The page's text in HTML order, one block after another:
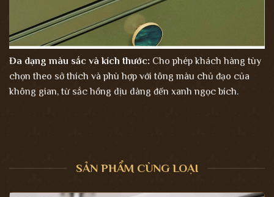
Đa dạng màu sắc và kích thước: Cho phép khách hàng tùy
chọn theo sở thích và phù hợp với tông màu chủ đạo của
không gian, từ sắc hồng dịu dàng đến xanh ngọc bích.
SẢN PHẨM CÙNG LOẠI